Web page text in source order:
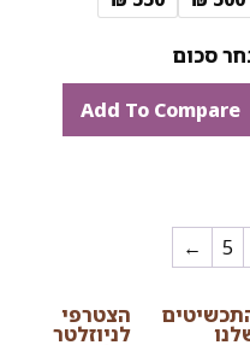
סכום
Add To Compare
5
←
הצטרפי
לניוזלטר